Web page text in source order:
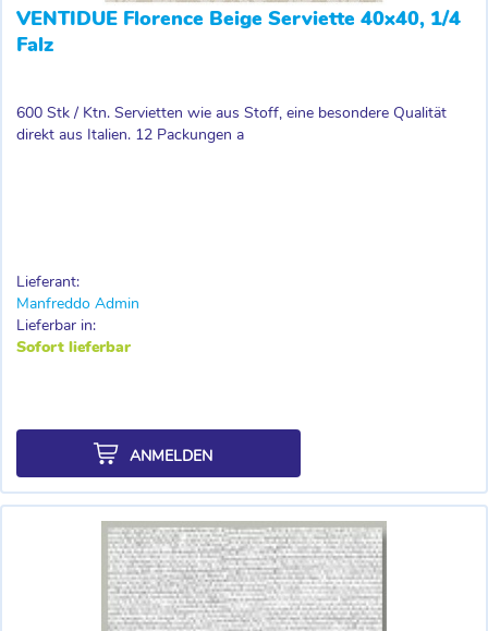
VENTIDUE Florence Beige Serviette 40x40, 1/4
Falz
600 Stk / Ktn. Servietten wie aus Stoff, eine besondere Qualität
direkt aus Italien. 12 Packungen a
Lieferant:
Manfreddo Admin
Lieferbar in:
Sofort lieferbar
ANMELDEN